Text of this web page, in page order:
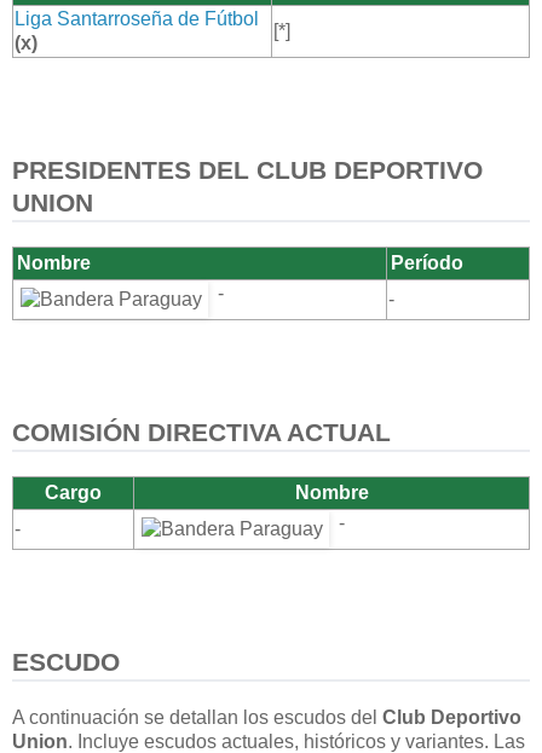
Liga Santarroseña de Fútbol
(x)
[*]
PRESIDENTES DEL CLUB DEPORTIVO
UNION
Nombre
Período
-
-
COMISIÓN DIRECTIVA ACTUAL
Cargo
Nombre
-
-
ESCUDO
A continuación se detallan los escudos del Club Deportivo
Union. Incluye escudos actuales, históricos y variantes. Las